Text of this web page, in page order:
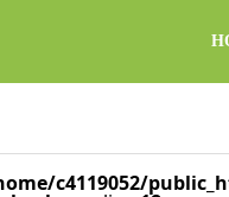
c4119052/